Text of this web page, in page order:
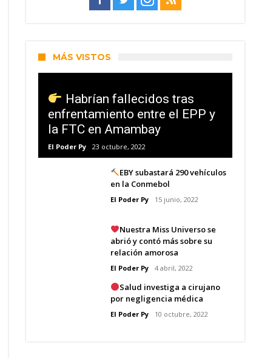
MÁS VISTOS
Habrían fallecidos tras
enfrentamiento entre el EPP y
la FTC en Amambay
El Poder Py 23 octubre, 2022
EBY subastará 290 vehículos
en la Conmebol
El Poder Py 15 junio, 2022
Nuestra Miss Universo se
abrió y contó más sobre su
relación amorosa
El Poder Py 4 abril, 2022
Salud investiga a cirujano
por negligencia médica
El Poder Py 10 octubre, 2022